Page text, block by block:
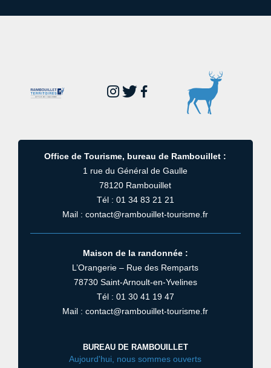
Office de Tourisme, bureau de Rambouillet :
1 rue du Général de Gaulle
78120 Rambouillet
Tél : 01 34 83 21 21
Mail : contact@rambouillet-tourisme.fr
Maison de la randonnée :
L’Orangerie – Rue des Remparts
78730 Saint-Arnoult-en-Yvelines
Tél : 01 30 41 19 47
Mail : contact@rambouillet-tourisme.fr
BUREAU DE RAMBOUILLET
Aujourd'hui, nous sommes ouverts